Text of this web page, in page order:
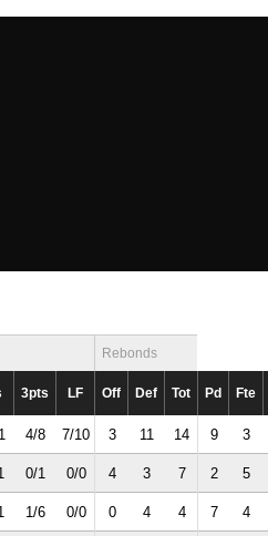
Rebonds
3pts LF Off Def Tot Pd Fte
4/8 7/10 3 11 14 9 3
0/1 0/0 4 3 7 2 5
1/6 0/0 0 4 4 7 4